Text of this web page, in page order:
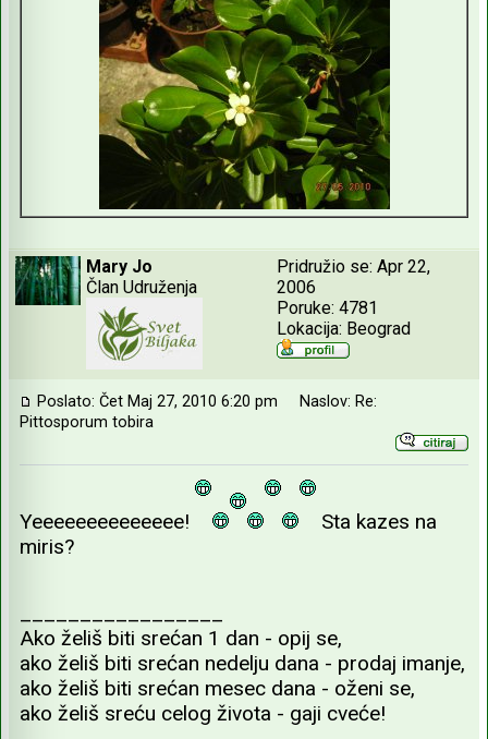
Mary Jo
Član Udruženja
Pridružio se: Apr 22,
2006
Poruke: 4781
Lokacija: Beograd
Poslato: Čet Maj 27, 2010 6:20 pm
Naslov: Re:
Pittosporum tobira
Yeeeeeeeeeeeeee!
Sta kazes na
miris?
_________________
Ako želiš biti srećan 1 dan - opij se,
ako želiš biti srećan nedelju dana - prodaj imanje,
ako želiš biti srećan mesec dana - oženi se,
ako želiš sreću celog života - gaji cveće!